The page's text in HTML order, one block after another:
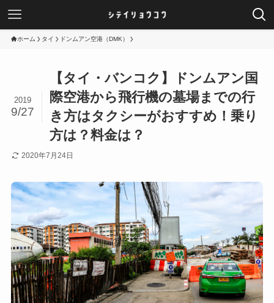
ホーム タイ ドンムアン空港（DMK）
【タイ・バンコク】ドンムアン国
際空港から飛行機の墓場までの行
き方はタクシーがおすすめ！乗り
方は？料金は？
2019
9/27
2020年7月24日